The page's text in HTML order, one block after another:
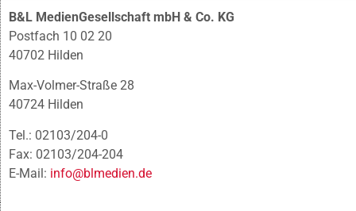
B&L MedienGesellschaft mbH & Co. KG
Postfach 10 02 20
40702 Hilden
Max-Volmer-Straße 28
40724 Hilden
Tel.: 02103/204-0
Fax: 02103/204-204
E-Mail: info@blmedien.de